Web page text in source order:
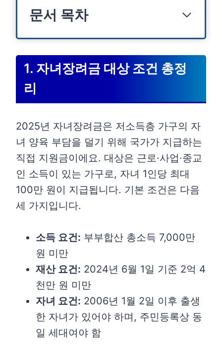
문서 목차
1. 자녀장려금 대상 조건 총정
리
2025년 자녀장려금은 저소득층 가구의 자
녀 양육 부담을 덜기 위해 국가가 지급하는
직접 지원금이에요. 대상은 근로·사업·종교
인 소득이 있는 가구로, 자녀 1인당 최대
100만 원이 지급됩니다. 기본 조건은 다음
세 가지입니다.
소득 요건: 부부합산 총소득 7,000만
원 미만
재산 요건: 2024년 6월 1일 기준 2억 4
천만 원 미만
자녀 요건: 2006년 1월 2일 이후 출생
한 자녀가 있어야 하며, 주민등록상 동
일 세대여야 함